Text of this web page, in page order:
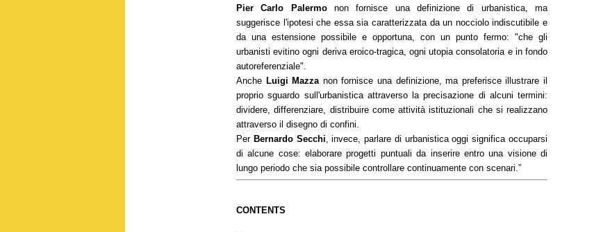
Pier Carlo Palermonon fornisce una definizione di urbanistica, ma
suggerisce l'ipotesi che essa sia caratterizzata da un nocciolo indiscutibile e
da una estensione possibile e opportuna, con un punto fermo: "che gli
urbanisti evitino ogni deriva eroico-tragica, ogni utopia consolatoria e in fondo
autoreferenziale".
Anche Luigi Mazzanon fornisce una definizione, ma preferisce illustrare il
proprio sguardo sull'urbanistica attraverso la precisazione di alcuni termini:
dividere, differenziare, distribuire come attività istituzionali che si realizzano
attraverso il disegno di confini.
Per Bernardo Secchi, invece, parlare di urbanistica oggi significa occuparsi
di alcune cose: elaborare progetti puntuali da inserire entro una visione di
lungo periodo che sia possibile controllare continuamente con scenari.”
CONTENTS